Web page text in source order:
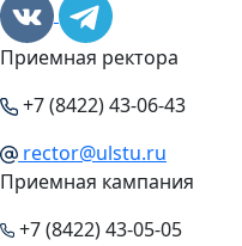
Приемная ректора
+7 (8422) 43-06-43
rector@ulstu.ru
Приемная кампания
+7 (8422) 43-05-05